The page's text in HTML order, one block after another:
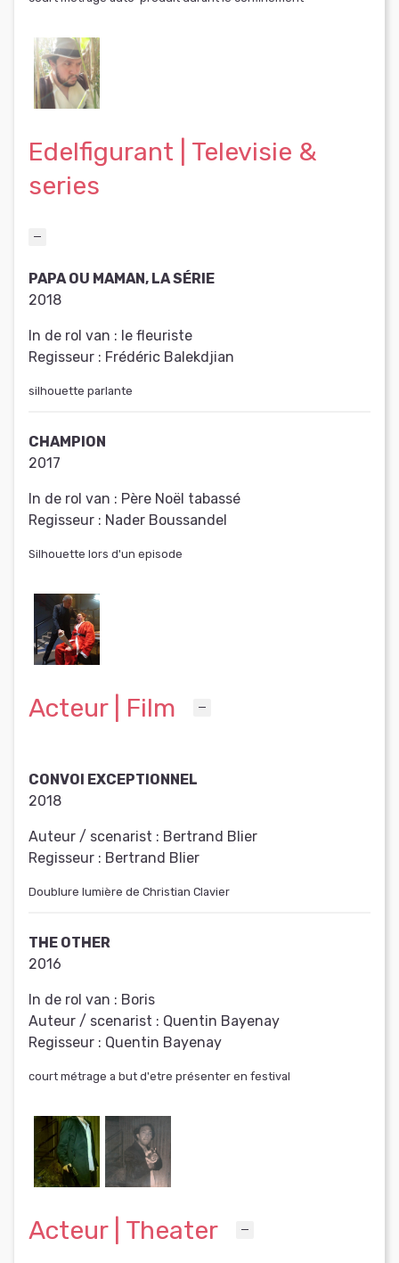
Edelfigurant | Televisie &
series
PAPA OU MAMAN, LA SÉRIE
2018
In de rol van : le fleuriste
Regisseur : Frédéric Balekdjian
silhouette parlante
CHAMPION
2017
In de rol van : Père Noël tabassé
Regisseur : Nader Boussandel
Silhouette lors d'un episode
Acteur | Film
CONVOI EXCEPTIONNEL
2018
Auteur / scenarist : Bertrand Blier
Regisseur : Bertrand Blier
Doublure lumière de Christian Clavier
THE OTHER
2016
In de rol van : Boris
Auteur / scenarist : Quentin Bayenay
Regisseur : Quentin Bayenay
court métrage a but d'etre présenter en festival
Acteur | Theater